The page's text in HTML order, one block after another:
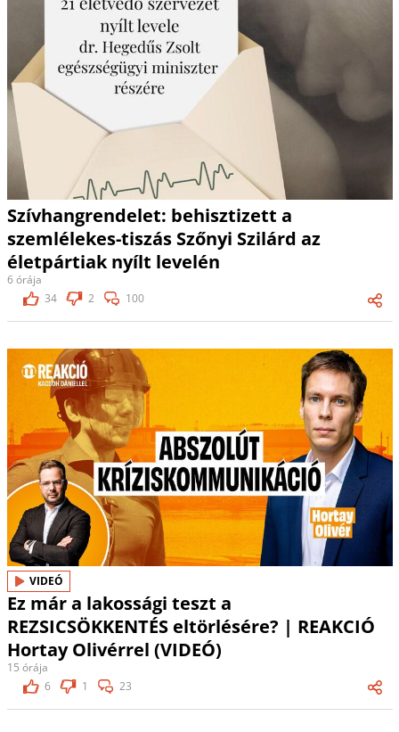
Szívhangrendelet: behisztizett a
szemlélekes-tiszás Szőnyi Szilárd az
életpártiak nyílt levelén
6 órája
34
2 100
VIDEÓ
Ez már a lakossági teszt a
REZSICSÖKKENTÉS eltörlésére? | REAKCIÓ
Hortay Olivérrel (VIDEÓ)
15 órája
6
1 23